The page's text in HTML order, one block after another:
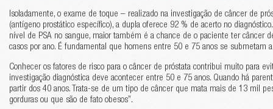
Isoladamente, o exame de toque – realizado na investigação de câncer de
(antígeno prostático específico), a dupla oferece 92 % de acerto no
nível de PSA no sangue, maior também é a chance de o paciente ter
casos por ano. É fundamental que homens entre 50 e 75 anos se submetam
Conhecer os fatores de risco para o câncer de próstata contribui muito para
investigação diagnóstica deve acontecer entre 50 e 75 anos. Quando há
partir dos 40 anos. Trata-se de um tipo de câncer que mata mais de 13 mil
gorduras ou que são de fato obesos”.